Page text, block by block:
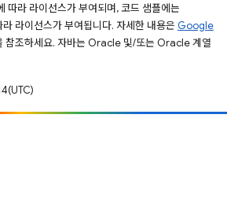
따라 라이선스가 부여되며, 코드 샘플에는
라 라이선스가 부여됩니다. 자세한 내용은 Google
참조하세요. 자바는 Oracle 및/또는 Oracle 계열